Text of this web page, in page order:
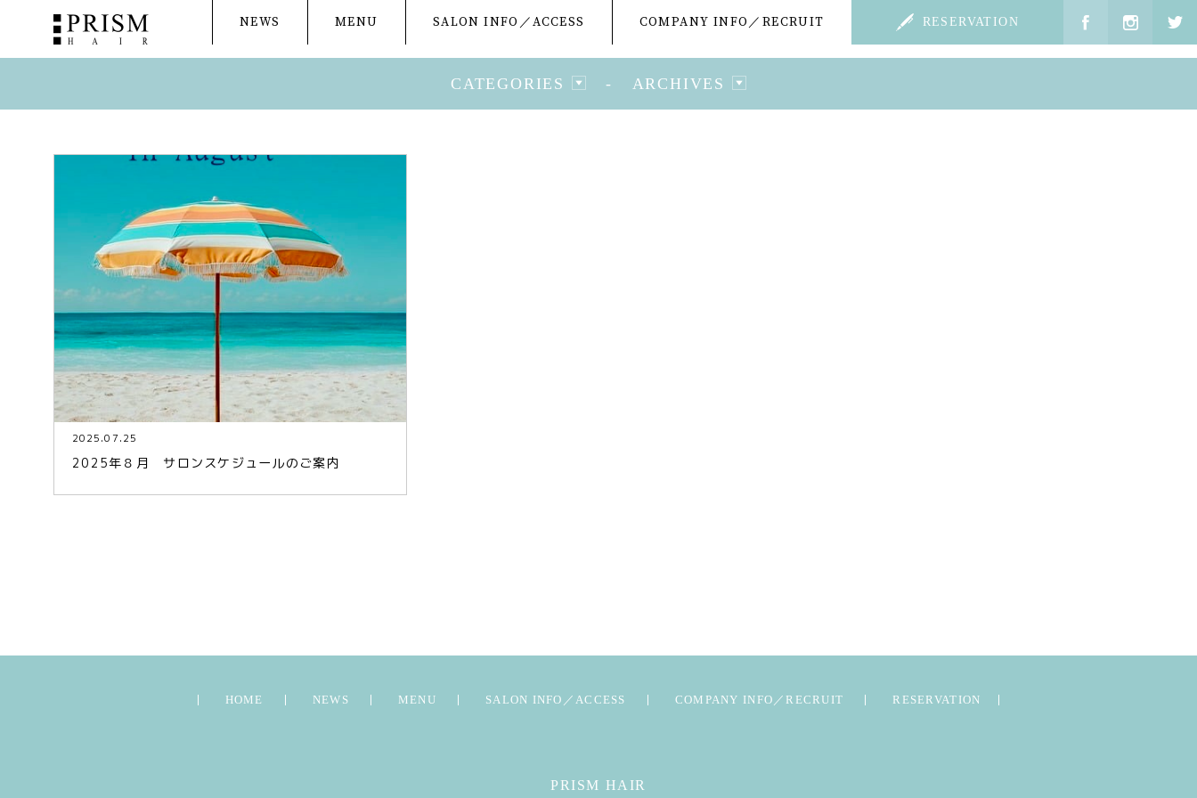
NEWS MENU SALON INFO／ACCESS COMPANY INFO／RECRUIT RESERVATION
CATEGORIES - ARCHIVES
2025.07.25
2025年８月 サロンスケジュールのご案内
HOME NEWS MENU SALON INFO／ACCESS COMPANY INFO／RECRUIT RESERVATION
PRISM HAIR